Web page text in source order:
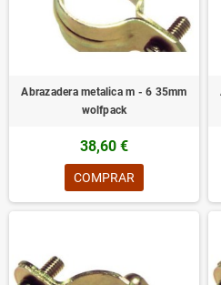
Abrazadera metalica m - 6 35mm
wolfpack
38,60 €
COMPRAR